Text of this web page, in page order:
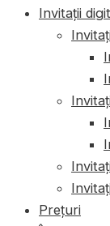
Invitații
Prețuri